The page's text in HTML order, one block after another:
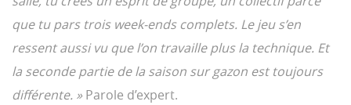
que tu pars trois week-ends complets. Le jeu s’en
ressent aussi vu que l’on travaille plus la technique. Et
la seconde partie de la saison sur gazon est toujours
différente. »Parole d’expert.